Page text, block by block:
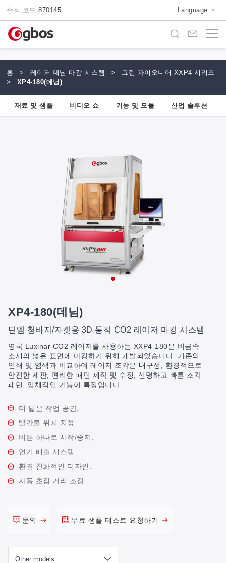
주식 코드:870145 Language
홈 > 레이저 데님 마감 시스템 >
그린 파이오니어 XXP4 시리즈
>
XP4-180(데님)
재료 및 샘플 비디오 쇼 기능 및 모듈 산업 솔루션
XP4-180(데님)
딘엠 청바지/자켓용 3D 동적 CO2 레이저 마킹 시스템
영국 Luxinar CO2 레이저를 사용하는 XXP4-180은 비금속
소재의 넓은 표면에 마킹하기 위해 개발되었습니다. 기존의
인쇄 및 염색과 비교하여 레이저 조각은 내구성, 환경적으로
안전한 제판, 편리한 패턴 제작 및 수정, 선명하고 빠른 조각
패턴, 입체적인 기능이 특징입니다.
더 넓은 작업 공간.
빨간불 위치 지정.
버튼 하나로 시작/중지.
연기 배출 시스템.
환경 친화적인 디자인.
자동 초점 거리 조정.
문의 무료 샘플 테스트 요청하기